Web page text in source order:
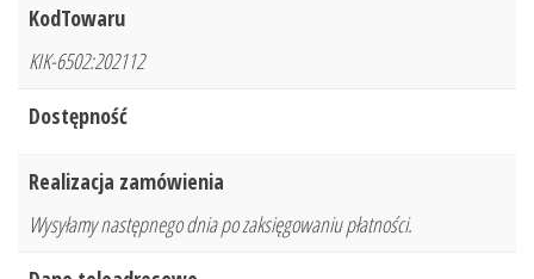
KodTowaru
KIK-6502:202112
Dostępność
Realizacja zamówienia
Wysyłamy następnego dnia po zaksięgowaniu płatności.